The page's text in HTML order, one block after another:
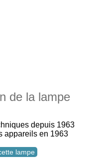
de la lampe
depuis 1963
appareils en 1963
lampe